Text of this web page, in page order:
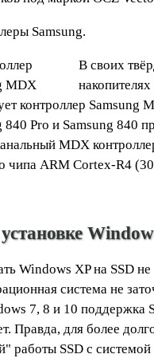
Samsung.
В своих
контроллер Samsung
840 Pro и Samsung 840
MDX
чипа ARM Cortex-R4
Windows XP на SSD
система не
7, 8 и 10 поддержка
Правда, для более
работы SSD с